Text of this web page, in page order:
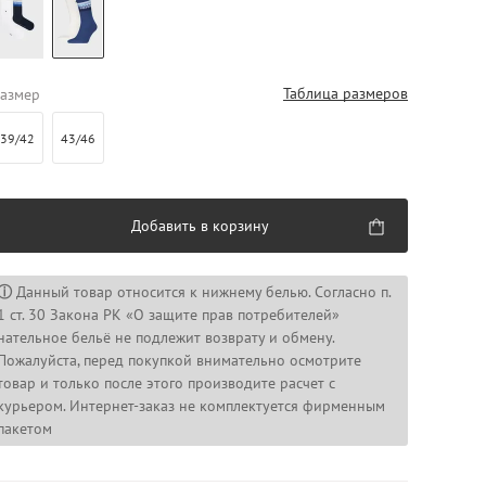
Таблица размеров
39/42 43/46
Добавить в корзину
Данный товар относится к нижнему белью. Согласно п.
ст. 30 Закона РК «О защите прав потребителей»
бельё не подлежит возврату и обмену.
перед покупкой внимательно осмотрите
и только после этого производите расчет с
Интернет-заказ не комплектуется фирменным